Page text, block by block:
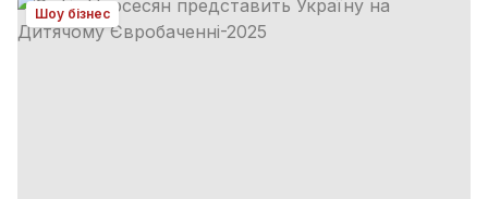
Шоу бізнес